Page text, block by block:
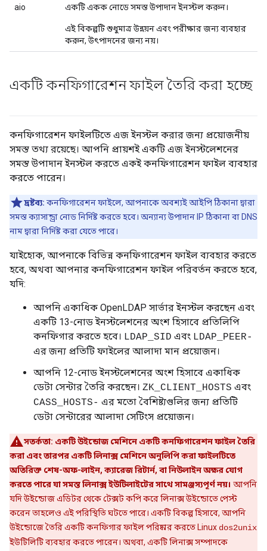
aio একটি একক নোডে সমস্ত উপাদান ইনস্টল করুন।
এই বিকল্পটি শুধুমাত্র উন্নয়ন এবং পরীক্ষার জন্য ব্যবহার
করুন, উৎপাদনের জন্য নয়।
একটি কনফিগারেশন ফাইল তৈরি করা হচ্ছে
কনফিগারেশন ফাইলটিতে এজ ইনস্টল করার জন্য প্রয়োজনীয়
সমস্ত তথ্য রয়েছে। আপনি প্রায়শই একটি এজ ইনস্টলেশনের
সমস্ত উপাদান ইনস্টল করতে একই কনফিগারেশন ফাইল ব্যবহার
করতে পারেন।
দ্রষ্টব্য: কনফিগারেশন ফাইলে, আপনাকে অবশ্যই আইপি ঠিকানা দ্বারা
সমস্ত ক্যাসান্ড্রা নোড নির্দিষ্ট করতে হবে। অন্যান্য উপাদান IP ঠিকানা বা DNS
নাম দ্বারা নির্দিষ্ট করা যেতে পারে।
যাইহোক, আপনাকে বিভিন্ন কনফিগারেশন ফাইল ব্যবহার করতে
হবে, অথবা আপনার কনফিগারেশন ফাইল পরিবর্তন করতে হবে,
যদি:
আপনি একাধিক OpenLDAP সার্ভার ইনস্টল করছেন এবং
একটি 13-নোড ইনস্টলেশনের অংশ হিসাবে প্রতিলিপি
কনফিগার করতে হবে। LDAP_SID এবং LDAP_PEER-
এর জন্য প্রতিটি ফাইলের আলাদা মান প্রয়োজন।
আপনি 12-নোড ইনস্টলেশনের অংশ হিসাবে একাধিক
ডেটা সেন্টার তৈরি করছেন। ZK_CLIENT_HOSTS এবং
CASS_HOSTS- এর মতো বৈশিষ্ট্যগুলির জন্য প্রতিটি
ডেটা সেন্টারের আলাদা সেটিংস প্রয়োজন।
সতর্কতা: একটি উইন্ডোজ মেশিনে একটি কনফিগারেশন ফাইল তৈরি
করা এবং তারপর একটি লিনাক্স মেশিনে অনুলিপি করা ফাইলটিতে
অতিরিক্ত শেষ-অফ-লাইন, ক্যারেজ রিটার্ন, বা নিউলাইন অক্ষর যোগ
করতে পারে যা সমস্ত লিনাক্স ইউটিলাইটের সাথে সামঞ্জস্যপূর্ণ নয়। আপনি
যদি উইন্ডোজ এডিটর থেকে টেক্সট কপি করে লিনাক্স উইন্ডোতে পেস্ট
করেন তাহলেও এই পরিস্থিতি ঘটতে পারে। একটি বিকল্প হিসাবে, আপনি
উইন্ডোজে তৈরি একটি কনফিগার ফাইল পরিষ্কার করতে Linux dos2unix
ইউটিলিটি ব্যবহার করতে পারেন। অথবা, একটি লিনাক্স সম্পাদকে